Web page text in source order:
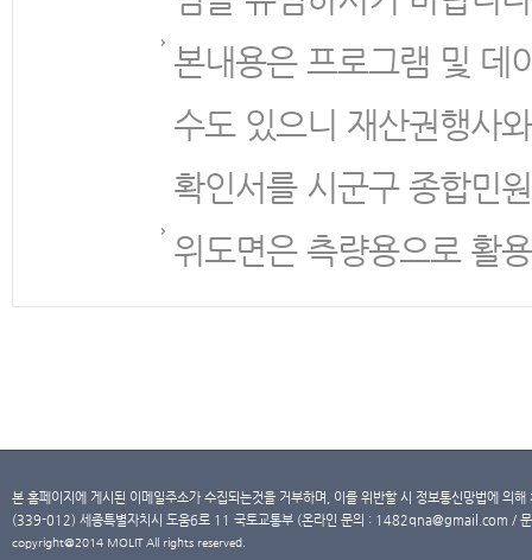
본내용은 프로그램 및 데
수도 있으니 재산권행사
확인서를 시군구 종합민
위도면은 측량용으로 활
본 홈페이지에 게시된 이메일주소가 수집되는것을 거부하며, 이를 위반할 시 정보통신망법에 의
(339-012) 세종특별자치시 도움6로 11 국토교통부 (온라인 문의 : 1482qna@gmail.com /
copyright@2014 MOLIT All rights reserved.